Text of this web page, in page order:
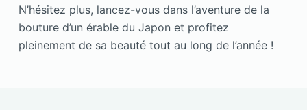
N’hésitez plus, lancez-vous dans l’aventure de la
bouture d’un érable du Japon et profitez
pleinement de sa beauté tout au long de l’année !